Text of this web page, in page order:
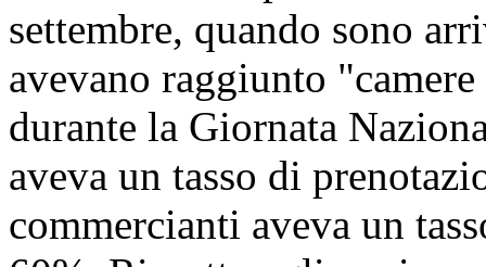
settembre, quando sono
avevano raggiunto
durante la Giornata
aveva un tasso di
commercianti aveva un